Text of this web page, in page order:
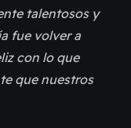
talentosos y
fue volver a
con lo que
que nuestros